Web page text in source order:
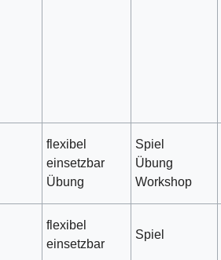
flexibel
einsetzbar
Übung
Spiel
Übung
Workshop
flexibel
einsetzbar
Spiel